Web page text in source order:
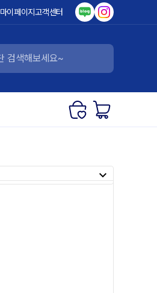
마이페이지고객센터